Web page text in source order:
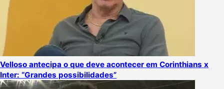
Velloso antecipa o que deve acontecer em Corinthians x
Inter: “Grandes possibilidades”